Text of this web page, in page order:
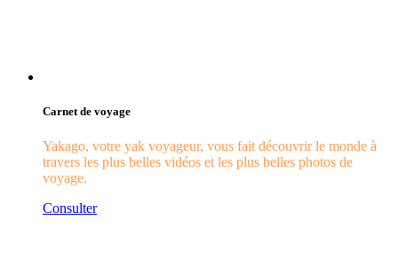
Carnet de voyage
Yakago, votre yak voyageur, vous fait découvrir le monde à
travers les plus belles vidéos et les plus belles photos de
voyage.
Consulter